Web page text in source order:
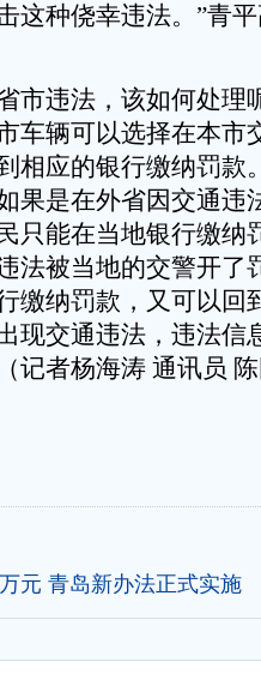
这种侥幸违法。”青
违法，该如何处理
车辆可以选择在本市
相应的银行缴纳罚款
果是在外省因交通违
只能在当地银行缴纳
法被当地的交警开了
缴纳罚款，又可以回
现交通违法，违法信
记者杨海涛 通讯员
元 青岛新办法正式实施